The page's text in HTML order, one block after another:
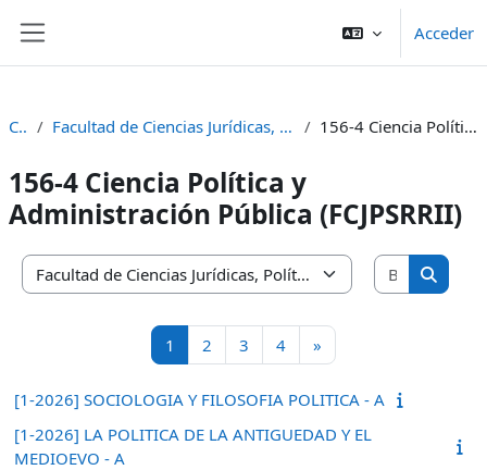
Acceder
Cursos Facultad de Ciencias Jurídicas, Políticas, Sociales y Relaciones Internacionales (FCJPSRRII) 156-4 Ciencia Política y Administración Pública (FCJPSRRII)
156-4 Ciencia Política y
Administración Pública (FCJPSRRII)
Categorías
Buscar
Buscar
1 Página 1
2 Página 2
3 Página 3
4Página 4
»
[1-2026] SOCIOLOGIA Y FILOSOFIA POLITICA - A
[1-2026] LA POLITICA DE LA ANTIGUEDAD Y EL
MEDIOEVO - A